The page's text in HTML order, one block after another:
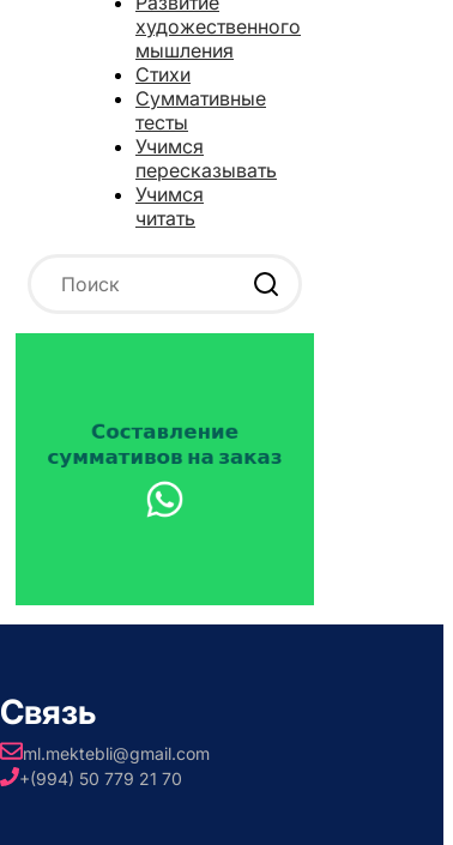
художественного
мышления
Стихи
Суммативные
тесты
Учимся
пересказывать
Учимся
читать
Связь
ml.mektebli@gmail.com
+(994) 50 779 21 70